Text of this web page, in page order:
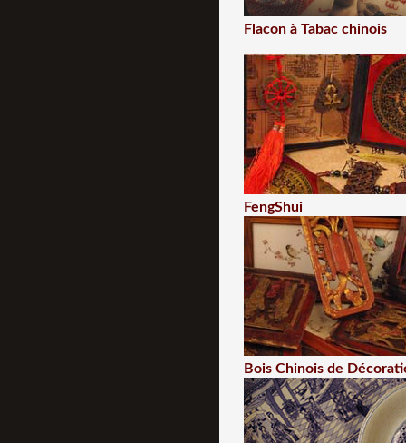
Flacon à Tabac chinois
FengShui
Bois Chinois de